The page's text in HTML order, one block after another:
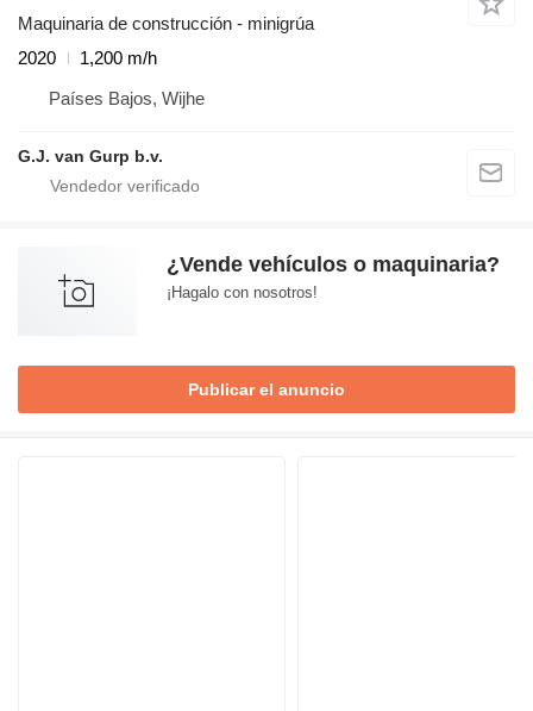
Maquinaria de construcción - minigrúa
2020
1,200 m/h
Países Bajos, Wijhe
G.J. van Gurp b.v.
¿Vende vehículos o maquinaria?
¡Hagalo con nosotros!
Publicar el anuncio